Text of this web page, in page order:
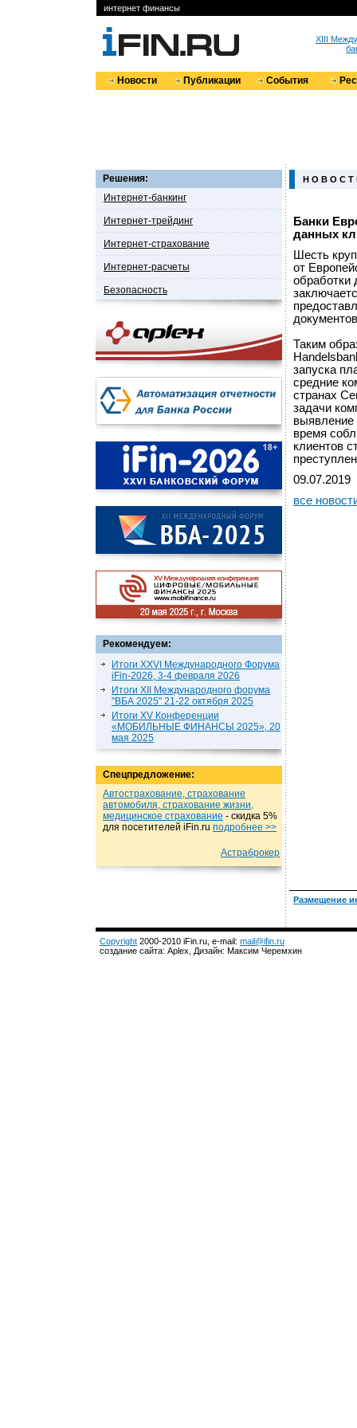
интернет финансы
XIII
Новости Публикации События
Решения:
Интернет-банкинг
Интернет-трейдинг
Интернет-страхование
Интернет-расчеты
Безопасность
Рекомендуем:
Итоги XXVI Международного Форума
iFin-2026, 3-4 февраля 2026
Итоги XII Международного форума
"ВБА 2025" 21-22 октября 2025
Итоги XV Конференции
«МОБИЛЬНЫЕ ФИНАНСЫ 2025», 20
мая 2025
Спецпредложение:
Автострахование, страхование
автомобиля, страхование жизни,
медицинское страхование - cкидка 5%
для посетителей iFin.ru подробнеe >>
Астраброкер
Н О В О С Т
Банки
данных
Шесть
от
обработки
Таким
запуска
средние
странах
задачи
выявление
время
клиентов
09.07.2019
все
Размещение
Copyright 2000-2010 iFin.ru, e-mail: mail@ifin.ru
создание сайта: Aplex, Дизайн: Максим Черемхин